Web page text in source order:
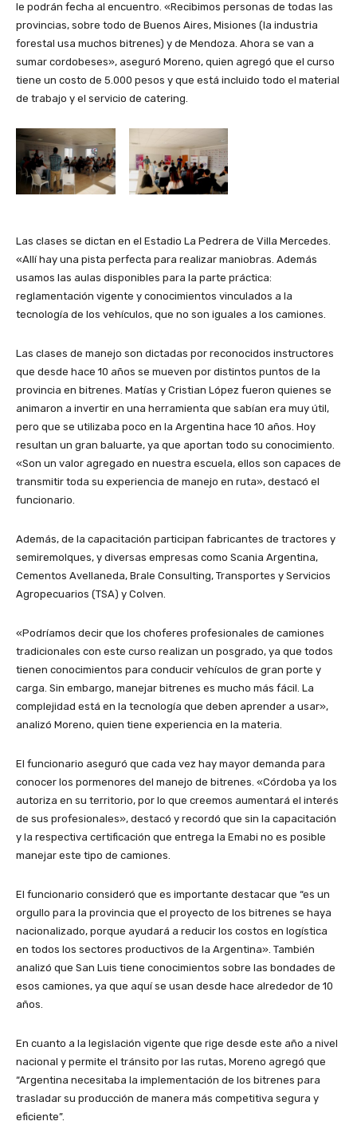
le podrán fecha al encuentro. «Recibimos personas de todas las
provincias, sobre todo de Buenos Aires, Misiones (la industria
forestal usa muchos bitrenes) y de Mendoza. Ahora se van a
sumar cordobeses», aseguró Moreno, quien agregó que el curso
tiene un costo de 5.000 pesos y que está incluido todo el material
de trabajo y el servicio de catering.
Las clases se dictan en el Estadio La Pedrera de Villa Mercedes.
«Allí hay una pista perfecta para realizar maniobras. Además
usamos las aulas disponibles para la parte práctica:
reglamentación vigente y conocimientos vinculados a la
tecnología de los vehículos, que no son iguales a los camiones.
Las clases de manejo son dictadas por reconocidos instructores
que desde hace 10 años se mueven por distintos puntos de la
provincia en bitrenes. Matías y Cristian López fueron quienes se
animaron a invertir en una herramienta que sabían era muy útil,
pero que se utilizaba poco en la Argentina hace 10 años. Hoy
resultan un gran baluarte, ya que aportan todo su conocimiento.
«Son un valor agregado en nuestra escuela, ellos son capaces de
transmitir toda su experiencia de manejo en ruta», destacó el
funcionario.
Además, de la capacitación participan fabricantes de tractores y
semiremolques, y diversas empresas como Scania Argentina,
Cementos Avellaneda, Brale Consulting, Transportes y Servicios
Agropecuarios (TSA) y Colven.
«Podríamos decir que los choferes profesionales de camiones
tradicionales con este curso realizan un posgrado, ya que todos
tienen conocimientos para conducir vehículos de gran porte y
carga. Sin embargo, manejar bitrenes es mucho más fácil. La
complejidad está en la tecnología que deben aprender a usar»,
analizó Moreno, quien tiene experiencia en la materia.
El funcionario aseguró que cada vez hay mayor demanda para
conocer los pormenores del manejo de bitrenes. «Córdoba ya los
autoriza en su territorio, por lo que creemos aumentará el interés
de sus profesionales», destacó y recordó que sin la capacitación
y la respectiva certificación que entrega la Emabi no es posible
manejar este tipo de camiones.
El funcionario consideró que es importante destacar que “es un
orgullo para la provincia que el proyecto de los bitrenes se haya
nacionalizado, porque ayudará a reducir los costos en logística
en todos los sectores productivos de la Argentina». También
analizó que San Luis tiene conocimientos sobre las bondades de
esos camiones, ya que aquí se usan desde hace alrededor de 10
años.
En cuanto a la legislación vigente que rige desde este año a nivel
nacional y permite el tránsito por las rutas, Moreno agregó que
“Argentina necesitaba la implementación de los bitrenes para
trasladar su producción de manera más competitiva segura y
eficiente”.